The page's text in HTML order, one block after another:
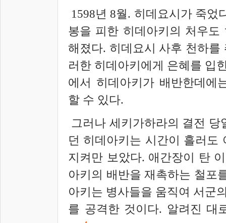
1598년 8월. 히데요시가 죽었
봉을 피한 히데아키의 처우
해졌다. 히데요시 사후 천하
러한 히데아키에게 은혜를 입
에서 히데아키가 배반한데에
할 수 있다.
그러나 세키가하라의 결전
던 히데아키는 시간이 흘러도
지켜만 보았다. 애간장이 탄
아키의 배반을 재촉하는 철포
아키는 병사들을 움직여 서군
를 공격한 것이다. 알려진 대